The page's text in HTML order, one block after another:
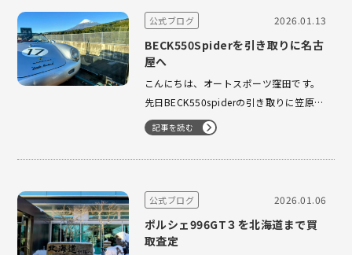
をお気に入りくださりご成約となったり
お…
公式ブログ 2026.01.13
BECK550Spiderを引き取りに名古
屋へ
こんにちは、オートスポーツ窪田です。
先日BECK550spiderの引き取りに笠原が
行ったのですが、 急遽引き取りしに行く
業務が発生してしまったので代わりに私
が書いてます。 ここで少し小話をひと
PORSCHE 550 Spiderを使っていたので
記事を読む
公式ブログ 2026.01.06
ポルシェ996GT３を北海道まで買
取査定